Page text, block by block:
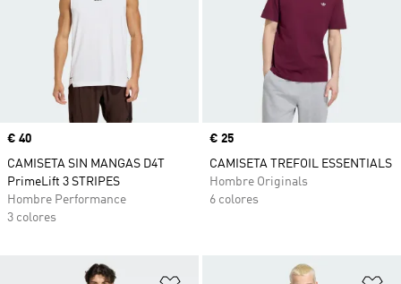
Precio
€ 40
CAMISETA SIN MANGAS D4T
PrimeLift 3 STRIPES
Hombre Performance
3 colores
Precio
€ 25
CAMISETA TREFOIL ESSENTIALS
Hombre Originals
6 colores
Añadir a la lista de deseos